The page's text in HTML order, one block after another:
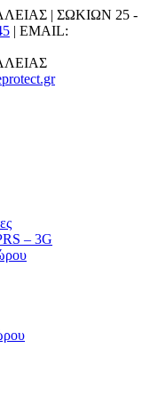
| ΣΩΚΙΩΝ 25 -
| EMAIL:
– 3G